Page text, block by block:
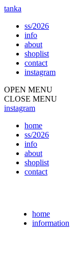
tanka
ss/2026
info
about
shoplist
contact
instagram
OPEN MENU
CLOSE MENU
instagram
home
ss/2026
info
about
shoplist
contact
home
information